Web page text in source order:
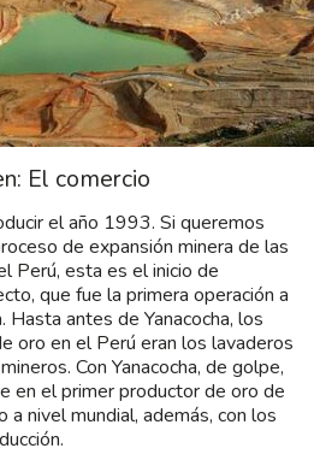
El comercio
el año 1993. Si queremos
de expansión minera de las
Perú, esta es el inicio de
que fue la primera operación a
Hasta antes de Yanacocha, los
oro en el Perú eran los lavaderos
Con Yanacocha, de golpe,
en el primer productor de oro de
a nivel mundial, además, con los